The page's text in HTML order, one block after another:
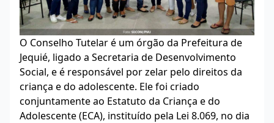
O Conselho Tutelar é um órgão da Prefeitura de
Jequié, ligado a Secretaria de Desenvolvimento
Social, e é responsável por zelar pelo direitos da
criança e do adolescente. Ele foi criado
conjuntamente ao Estatuto da Criança e do
Adolescente (ECA), instituído pela Lei 8.069, no dia